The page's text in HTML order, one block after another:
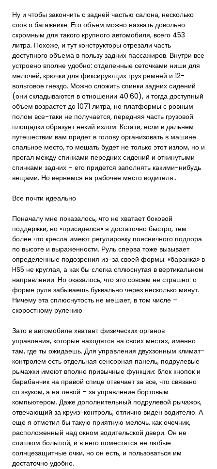
Ну и чтобы закончить с задней частью салона, несколько
слов о багажнике. Его объем можно назвать довольно
скромным для такого крупного автомобиля, всего 453
литра. Похоже, и тут конструкторы отрезали часть
доступного объема в пользу задних пассажиров. Внутри все
устроено вполне удобно: отделенные сеточками ниши для
мелочей, крючки для фиксирующих груз ремней и 12-
вольтовое гнездо. Можно сложить спинки задних сидений
(они складываются в отношении 40:60), и тогда доступный
объем возрастет до 1071 литра, но платформы с ровным
полом все-таки не получается, передняя часть грузовой
площадки образует некий излом. Кстати, если в дальнем
путешествии вам придет в голову организовать в машине
спальное место, то мешать будет не только этот излом, но и
прогал между спинками передних сидений и откинутыми
спинками задних – его придется заполнять какими-нибудь
вещами. Но вернемся на рабочее место водителя…
Все почти идеально
Поначалу мне показалось, что не хватает боковой
поддержки, но «присиделся» я достаточно быстро, тем
более что кресла имеют регулировку поясничного подпора
по высоте и выраженности. Руль сперва тоже вызывает
определенные подозрения из-за своей формы: «баранка» в
HS5 не круглая, а как бы слегка сплюснутая в вертикальном
направлении. Но оказалось, что это совсем не страшно: о
форме руля забываешь буквально через несколько минут.
Ничему эта сплюснутость не мешает, в том числе –
скоростному рулению.
Зато в автомобиле хватает физических органов
управления, которые находятся на своих местах, именно
там, где ты ожидаешь. Для управления двухзонным климат-
контролем есть отдельная сенсорная панель, подрулевые
рычажки имеют вполне привычные функции: блок кнопок и
барабанчик на правой спице отвечает за все, что связано
со звуком, а на левой – за управление бортовым
компьютером. Даже дополнительный подрулевой рычажок,
отвечающий за круиз-контроль, отлично виден водителю. А
еще я отметил бы такую приятную мелочь, как очечник,
расположенный над окном водительской двери. Он не
слишком большой, и в него поместятся не любые
солнцезащитные очки, но он есть, и пользоваться им
достаточно удобно.